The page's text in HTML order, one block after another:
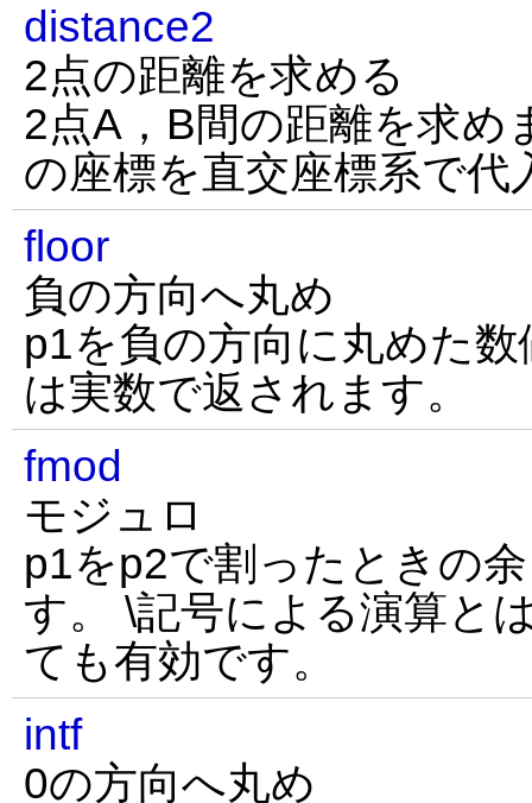
distance2
2点の距離を求める
2点A，B間の距離を求め
の座標を直交座標系で代
floor
負の方向へ丸め
p1を負の方向に丸めた
は実数で返されます。
fmod
モジュロ
p1をp2で割ったときの
す。 \記号による演算と
ても有効です。
intf
0の方向へ丸め